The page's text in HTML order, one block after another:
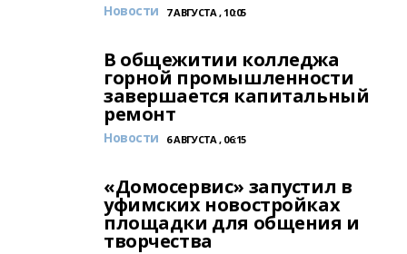
Новости 7 АВГУСТА , 10:05
В общежитии колледжа
горной промышленности
завершается капитальный
ремонт
Новости 6 АВГУСТА , 06:15
«Домосервис» запустил в
уфимских новостройках
площадки для общения и
творчества